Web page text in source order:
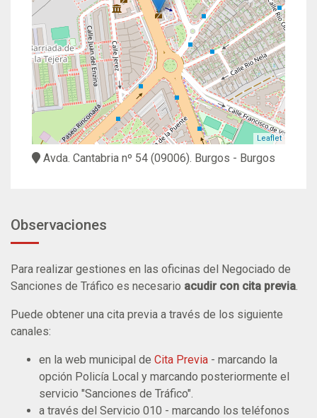
Leaflet
Avda. Cantabria nº 54 (09006). Burgos - Burgos
Observaciones
Para realizar gestiones en las oficinas del Negociado de
Sanciones de Tráfico es necesario acudir con cita previa.
Puede obtener una cita previa a través de los siguiente
canales:
en la web municipal de Cita Previa - marcando la
opción Policía Local y marcando posteriormente el
servicio "Sanciones de Tráfico".
a través del Servicio 010 - marcando los teléfonos